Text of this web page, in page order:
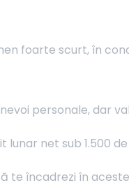
foarte scurt, în
personale, dar
net sub 1.500
te încadrezi în